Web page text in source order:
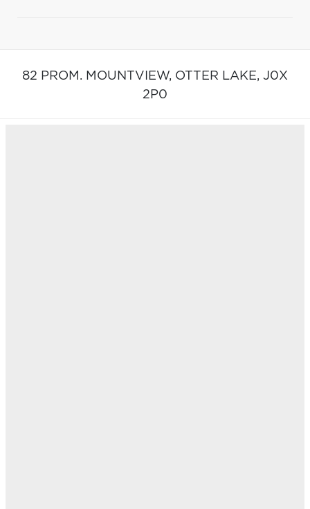
82 PROM. MOUNTVIEW, OTTER LAKE, J0X
2P0